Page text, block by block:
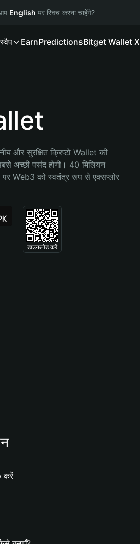
English पर स्विच करना चाहेंगे?
स्वैप EarnPredictionsBitget Wallet X
और सुरक्षित क्रिप्टो Wallet की
अच्छी पसंद होगी। 40 मिलियन
पर Web3 को स्वतंत्र रूप से एक्सप्लोर
डाउनलोड करें
करें